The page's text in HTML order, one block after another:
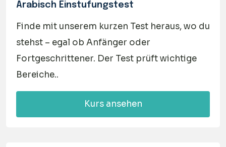
Arabisch Einstufungstest
Finde mit unserem kurzen Test heraus, wo du
stehst – egal ob Anfänger oder
Fortgeschrittener. Der Test prüft wichtige
Bereiche..
Kurs ansehen